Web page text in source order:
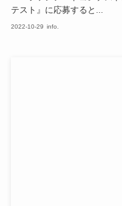
テスト』に応募すると...
2022-10-29 info.